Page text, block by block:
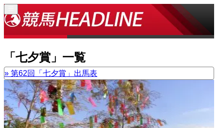
「七夕賞 」一覧
» 第62回「七夕賞」出馬表